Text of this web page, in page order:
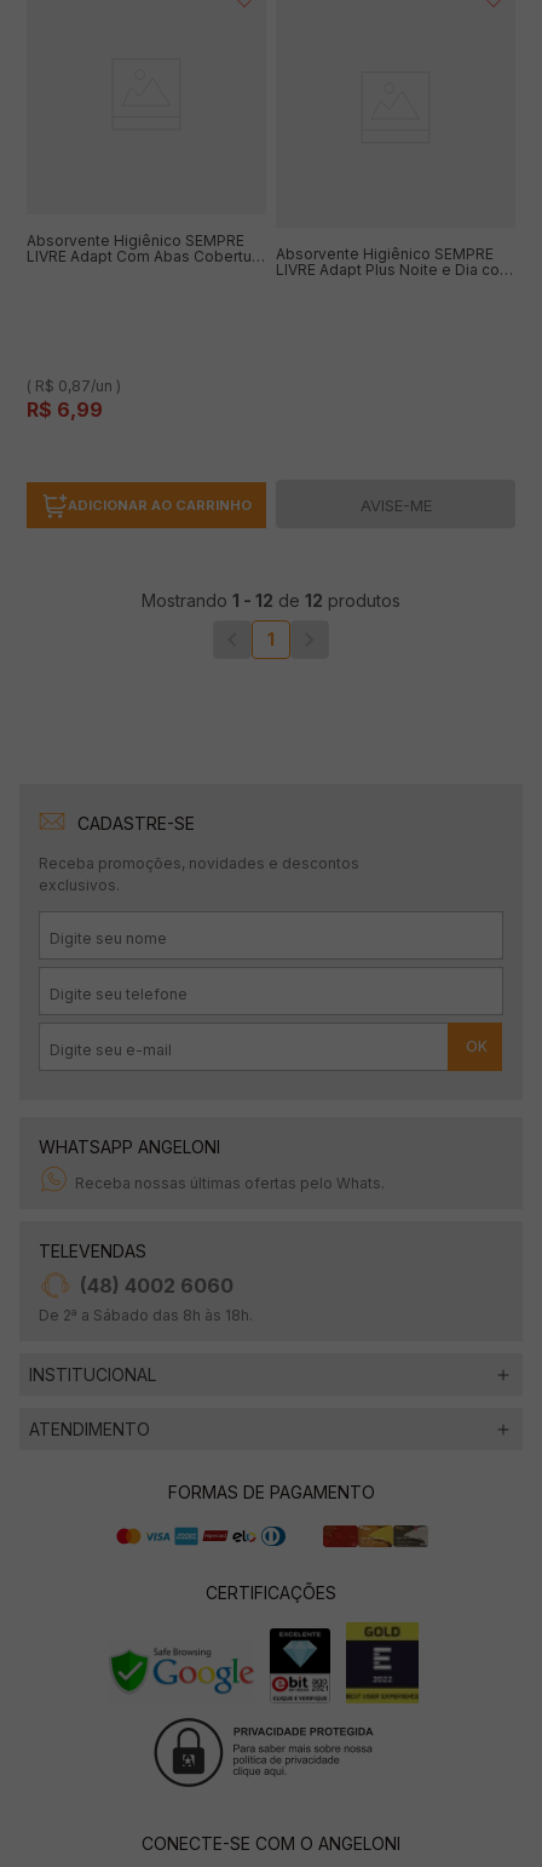
Absorvente Higiênico SEMPRE
LIVRE Adapt Com Abas Cobertura
( R$ 0,87/un )
R$ 6,99
ADICIONAR AO CARRINHO
Absorvente Higiênico SEMPRE
LIVRE Adapt Plus Noite e Dia com
AVISE-ME
Mostrando 1 - 12 de 12 produtos
1
CADASTRE-SE
Receba promoções, novidades e descontos
exclusivos.
OK
WHATSAPP ANGELONI
Receba nossas últimas ofertas pelo Whats.
TELEVENDAS
(48) 4002 6060
De 2ª a Sábado das 8h às 18h.
INSTITUCIONAL
ATENDIMENTO
FORMAS DE PAGAMENTO
CERTIFICAÇÕES
CONECTE-SE COM O ANGELONI